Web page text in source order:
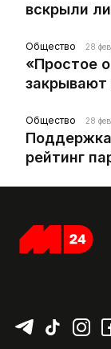
вскрыли
Общество 28
«Простое
Общество 28
рейтинг